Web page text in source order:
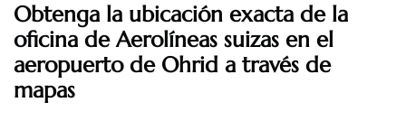
Obtenga la ubicación exacta de la
oficina de Aerolíneas suizas en el
aeropuerto de Ohrid a través de
mapas